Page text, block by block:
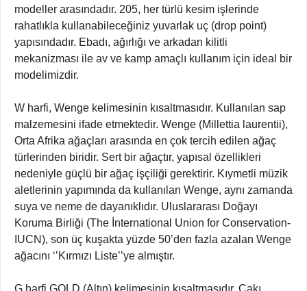
modeller arasındadır. 205, her türlü kesim işlerinde
rahatlıkla kullanabileceğiniz yuvarlak uç (drop point)
yapısındadır. Ebadı, ağırlığı ve arkadan kilitli
mekanizması ile av ve kamp amaçlı kullanım için ideal bir
modelimizdir.
W harfi, Wenge kelimesinin kısaltmasıdır. Kullanılan sap
malzemesini ifade etmektedir. Wenge (Millettia laurentii),
Orta Afrika ağaçları arasında en çok tercih edilen ağaç
türlerinden biridir. Sert bir ağaçtır, yapısal özellikleri
nedeniyle güçlü bir ağaç işçiliği gerektirir. Kıymetli müzik
aletlerinin yapımında da kullanılan Wenge, aynı zamanda
suya ve neme de dayanıklıdır. Uluslararası Doğayı
Koruma Birliği (The İnternational Union for Conservation-
IUCN), son üç kuşakta yüzde 50’den fazla azalan Wenge
ağacını ‘’Kırmızı Liste’’ye almıştır.